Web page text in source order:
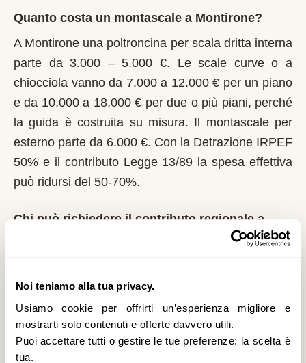
Noi teniamo alla tua privacy.
Usiamo cookie per offrirti un’esperienza migliore e
mostrarti solo contenuti e offerte davvero utili.
Puoi accettare tutti o gestire le tue preferenze: la scelta è
tua.
Quanto costa un montascale a Montirone?
A Montirone una poltroncina per scala dritta interna
parte da 3.000 – 5.000 €. Le scale curve o a
chiocciola vanno da 7.000 a 12.000 € per un piano
e da 10.000 a 18.000 € per due o più piani, perché
la guida è costruita su misura. Il montascale per
esterno parte da 6.000 €. Con la Detrazione IRPEF
50% e il contributo Legge 13/89 la spesa effettiva
può ridursi del 50-70%.
Chi può richiedere il contributo regionale a
13/89 con L.R. 6/1989. Domanda al Comune entro
il 1° marzo di ogni anno. La Regione Lombardia è
tra le più strutturate: bandi regolari, graduatorie
pubbliche. È un contributo a fondo perduto che si